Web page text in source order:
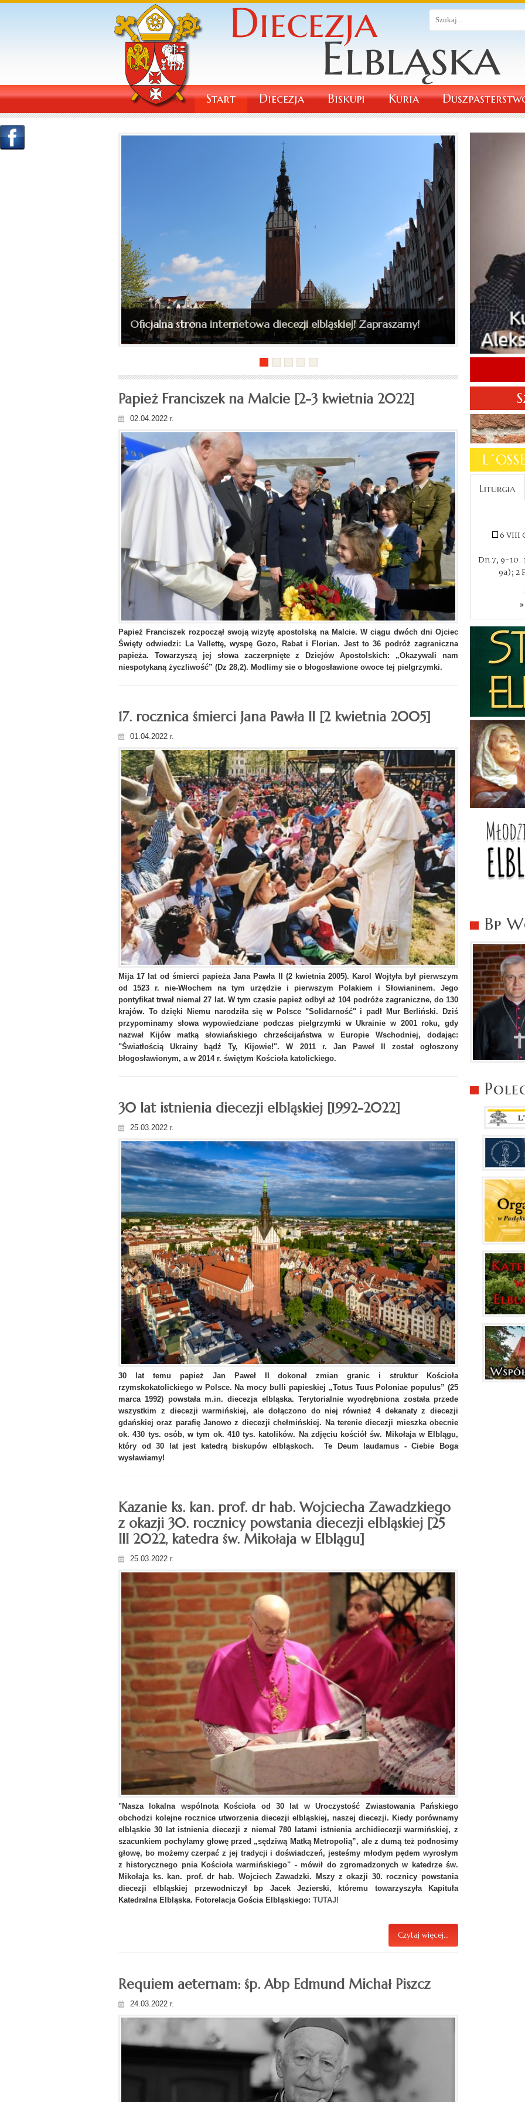
Start Diecezja Biskupi Kuria
Oficjalna strona internetowa diecezji elbląskiej! Zapraszamy!
Ingres bp. Wojciecha Skibickiego do katedry św. Mikołaja
(depesza, fotorelacja)...
Papież Franciszek na Malcie [2-3 kwietnia 2022]
02.04.2022 r.
Papież Franciszek rozpoczął swoją wizytę apostolską na Malcie. W ciągu dwóch dni Ojciec
Święty odwiedzi: La Vallettę, wyspę Gozo, Rabat i Florian. Jest to 36 podróż zagraniczna
papieża. Towarzyszą jej słowa zaczerpnięte z Dziejów Apostolskich: „Okazywali nam
niespotykaną życzliwość” (Dz 28,2). Modlimy sie o błogosławione owoce tej pielgrzymki.
17. rocznica śmierci Jana Pawła II [2 kwietnia 2005]
01.04.2022 r.
Mija 17 lat od śmierci papieża Jana Pawła II (2 kwietnia 2005). Karol Wojtyła był pierwszym
od 1523 r. nie-Włochem na tym urzędzie i pierwszym Polakiem i Słowianinem. Jego
pontyfikat trwał niemal 27 lat. W tym czasie papież odbył aż 104 podróże zagraniczne, do 130
krajów. To dzięki Niemu narodziła się w Polsce "Solidarność" i padł Mur Berliński. Dziś
przypominamy słowa wypowiedziane podczas pielgrzymki w Ukrainie w 2001 roku, gdy
nazwał Kijów matką słowiańskiego chrześcijaństwa w Europie Wschodniej, dodając:
"Światłością Ukrainy bądź Ty, Kijowie!".W 2011 r. Jan Paweł II został ogłoszony
błogosławionym, a w 2014 r. świętym Kościoła katolickiego.
30 lat istnienia diecezji elbląskiej [1992-2022]
25.03.2022 r.
30 lat temu papież Jan Paweł II dokonał zmian granic i struktur Kościoła
rzymskokatolickiego w Polsce. Na mocy bulli papieskiej „Totus Tuus Poloniae populus” (25
marca 1992) powstała m.in. diecezja elbląska. Terytorialnie wyodrębniona została przede
wszystkim z diecezji warmińskiej, ale dołączono do niej również 4 dekanaty z diecezji
gdańskiej oraz parafię Janowo z diecezji chełmińskiej. Na terenie diecezji mieszka obecnie
ok. 430 tys. osób, w tym ok. 410 tys. katolików. Na zdjęciu kościół św. Mikołaja w Elblągu,
który od 30 lat jest katedrą biskupów elbląskoch. Te Deum laudamus - Ciebie Boga
wysławiamy!
Kazanie ks. kan. prof. dr hab. Wojciecha Zawadzkiego
z okazji 30. rocznicy powstania diecezji elbląskiej [25
III 2022, katedra św. Mikołaja w Elblągu]
25.03.2022 r.
"Nasza lokalna wspólnota Kościoła od 30 lat w Uroczystość Zwiastowania Pańskiego
obchodzi kolejne rocznice utworzenia diecezji elbląskiej, naszej diecezji. Kiedy porównamy
elbląskie 30 lat istnienia diecezji z niemal 780 latami istnienia archidiecezji warmińskiej, z
szacunkiem pochylamy głowę przed „sędziwą Matką Metropolią”, ale z dumą też podnosimy
głowę, bo możemy czerpać z jej tradycji i doświadczeń, jesteśmy młodym pędem wyrosłym
z historycznego pnia Kościoła warmińskiego" - mówił do zgromadzonych w katedrze św.
Mikołaja ks. kan. prof. dr hab. Wojciech Zawadzki. Mszy z okazji 30. rocznicy powstania
diecezji elbląskiej przewodniczył bp Jacek Jezierski, któremu towarzyszyła Kapituła
Katedralna Elbląska. Fotorelacja Gościa Elbląskiego: TUTAJ!
Czytaj więcej...
Requiem aeternam: śp. Abp Edmund Michał Piszcz
24.03.2022 r.
Liturgia
6 VIII
Dn 7, 9-10.
9a); 2
Bp